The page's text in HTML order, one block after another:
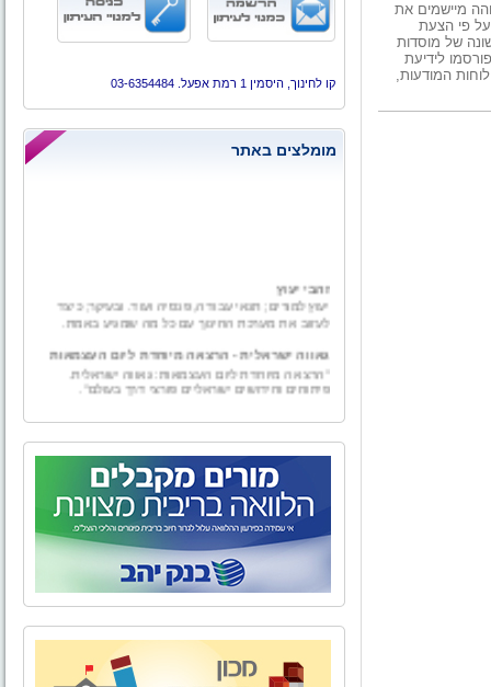
מיישמים את
פי הצעת
של מוסדות
לידיעת
המודעות,
קו לחינוך, היסמין 1 רמת אפעל. 03-6354484
מומלצים באתר
יעוץ למורים; תנאי עבודה, פנסיה ועוד. ובעיקר; כיצד
לעזוב את מערכת החינוך עם כל מה שמגיע באמת.
גאווה ישראלית - הרצאה מיוחדת ליום העצמאות
"הרצאה מיוחדת ליום העצמאות: גאווה ישראלית.
פיתוחים וחידושים ישראליים פורצי דרך בעולם".
בכלכלה עם התמחות במימון ומורשה בשיווק פנסיוני.
"גמולים - יעוץ למורה" מספקת למגזר עובדי מערכת
החינוך בפרט ולמגזרי המשק השונים בכלל, בדיקה
אובייקטיבית ומגוון פתרונות פיננסיים להם ולבני ביתם.
מאחורינו אלפי שעות ייעוץ פיננסי ופנסיוני לכל מגזרי
המשק השונים.
אל הטבע - טיולים, אירועים, ימי גיבוש וסדנאות
לארגונים,סדנאות O.D.T
"אל הטבע" מתמחה בהפקת פעילויות שונות בטבע -
טיולים, אירועים, ימי גיבוש וסדנאות לארגונים, בתי
ספר וקבוצות. אנו מקפידים על איכות בשירות ובביצוע
כדי להעניק ללקוחותינו חוויה שתיזכר לאורך זמן.
הצוות של "אל הטבע" בשילוב התפאורה של טבע
ארצנו מבטיח יציאה מהשגרה וחוויה שתיזכר לזמן רב.